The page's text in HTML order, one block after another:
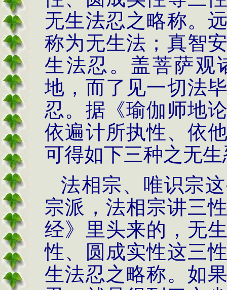
无生法忍之略称。
称为无生法；真智
生法忍。盖菩萨观
地，而了见一切法
忍。据《瑜伽师地
依遍计所执性、依
可得如下三种之无
法相宗、唯识宗
宗派，法相宗讲三
经》里头来的，无
性、圆成实性这三
生法忍之略称。如